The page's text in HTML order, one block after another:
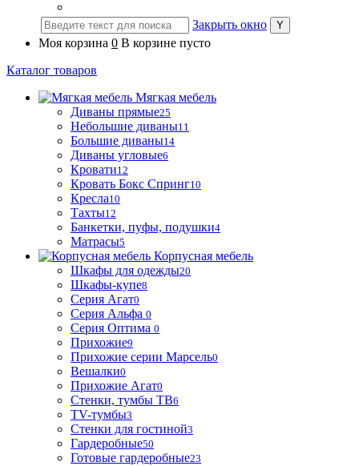
Закрыть окно
Моя корзина 0 В корзине пусто
Каталог товаров
Мягкая мебель
Диваны прямые25
Небольшие диваны11
Большие диваны14
Диваны угловые6
Кровати12
Кровать Бокс Спринг10
Кресла10
Тахты12
Банкетки, пуфы, подушки4
Матрасы5
Корпусная мебель
Шкафы для одежды20
Шкафы-купе8
Серия Агат0
Серия Альфа 0
Серия Оптима 0
Прихожие9
Прихожие серии Марсель0
Вешалки0
Прихожие Агат0
Стенки, тумбы ТВ6
TV-тумбы3
Стенки для гостиной3
Гардеробные50
Готовые гардеробные23